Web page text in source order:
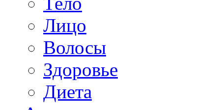
Лицо
Волосы
Здоровье
Диета